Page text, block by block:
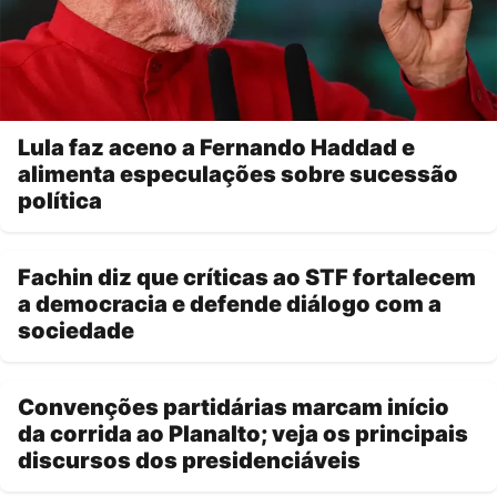
Lula faz aceno a Fernando Haddad e
alimenta especulações sobre sucessão
política
Fachin diz que críticas ao STF fortalecem
a democracia e defende diálogo com a
sociedade
Convenções partidárias marcam início
da corrida ao Planalto; veja os principais
discursos dos presidenciáveis